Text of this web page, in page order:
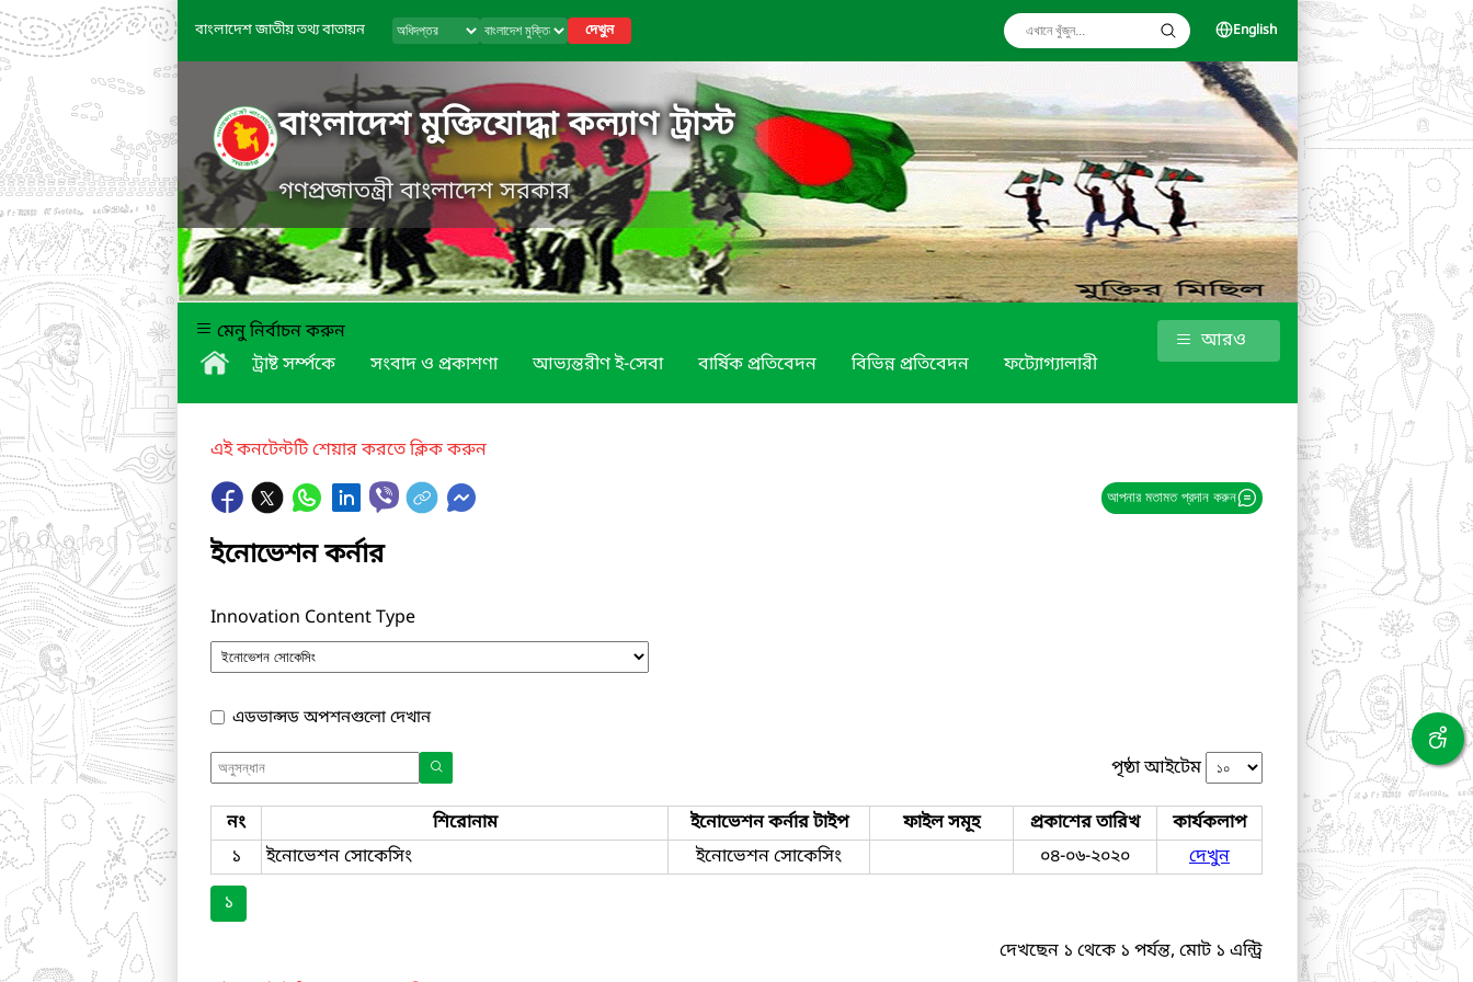
বাংলাদেশ জাতীয় তথ্য বাতায়ন দেখুন English
বাংলাদেশ মুক্তিযোদ্ধা কল্যাণ ট্রাস্ট
গণপ্রজাতন্ত্রী বাংলাদেশ সরকার
মেনু নির্বাচন করুন
ট্রাষ্ট সর্ম্পকে
সংবাদ ও প্রকাশণা আভ্যন্তরীণ ই-সেবা বার্ষিক প্রতিবেদন বিভিন্ন প্রতিবেদন ফট্যোগ্যালারী
আরও
এই কনটেন্টটি শেয়ার করতে ক্লিক করুন
আপনার মতামত প্রদান করুন
ইনোভেশন কর্নার
Innovation Content Type
এডভান্সড অপশনগুলো দেখান
পৃষ্ঠা আইটেম
নং শিরোনাম ইনোভেশন কর্নার টাইপ ফাইল সমূহ প্রকাশের তারিখ
কার্যকলাপ
১
ইনোভেশন সোকেসিং ইনোভেশন সোকেসিং ০৪-০৬-২০২০
দেখুন
১
দেখছেন ১ থেকে ১ পর্যন্ত, মোট ১ এন্ট্রি